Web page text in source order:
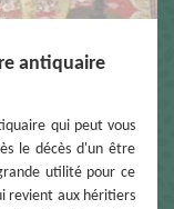
antiquaire
qui peut vous
le décès d'un être
utilité pour ce
revient aux héritiers